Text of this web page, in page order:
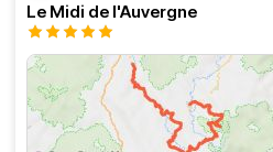
Le Midi de l'Auvergne